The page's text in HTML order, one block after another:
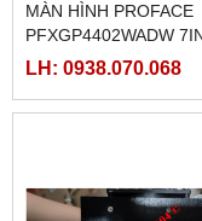
MÀN HÌNH PROFACE
PFXGP4402WADW
LH: 0938.070.068